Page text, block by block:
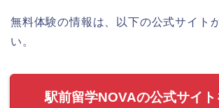
無料体験の情報は、以下の公式サイト
い。
駅前留学NOVAの公式サイト